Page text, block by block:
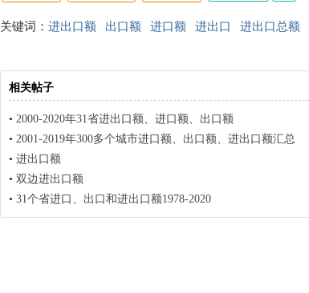
关键词： 进出口额 出口额 进口额 进出口 进出口总额
相关帖子
• 2000-2020年31省进出口额、进口额、出口额
• 2001-2019年300多个城市进口额、出口额、进出口额汇总
• 进出口额
• 双边进出口额
• 31个省进口、出口和进出口额1978-2020